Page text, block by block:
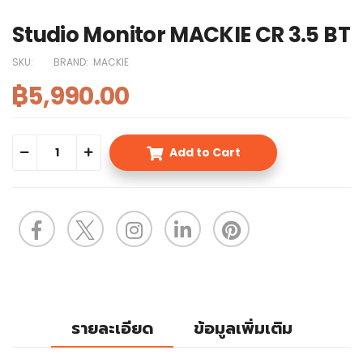
Studio Monitor MACKIE CR 3.5 BT
SKU: BRAND: MACKIE
฿5,990.00
Add to Cart
รายละเอียด ข้อมูลเพิ่มเติม